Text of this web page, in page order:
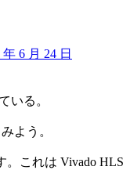
6 月 24 日
いる。
よう。
。これは Vivado HLS